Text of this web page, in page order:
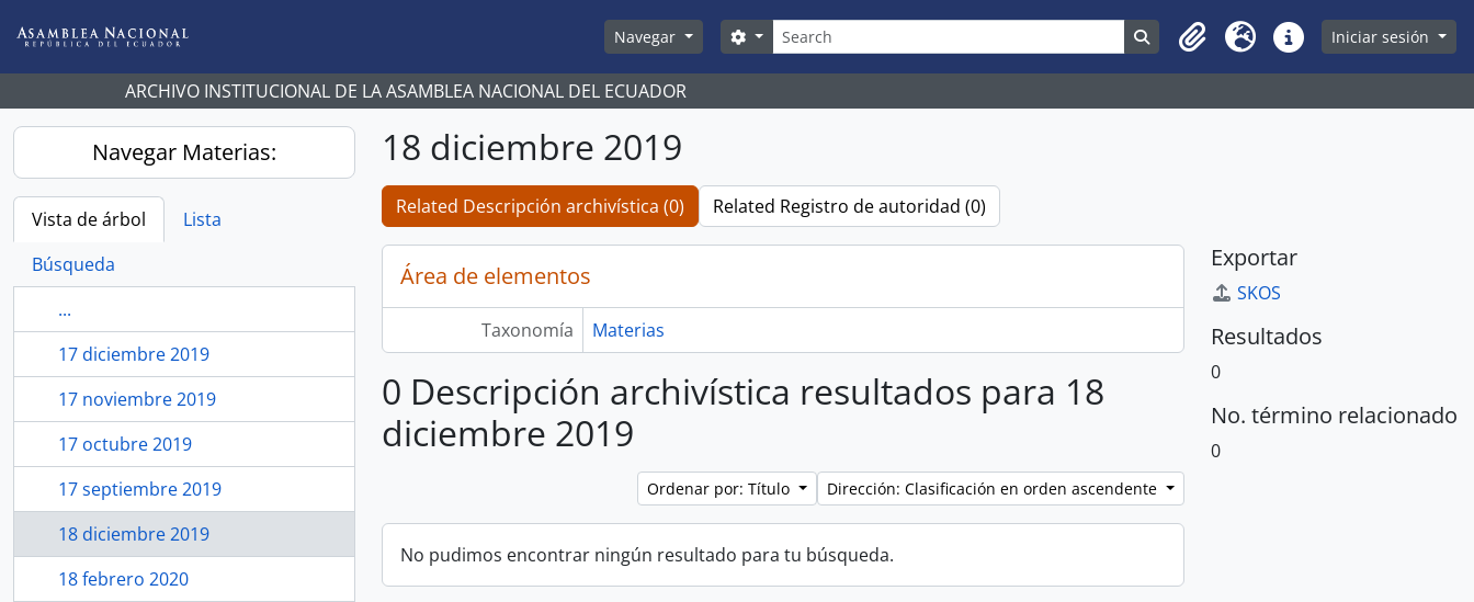
Navegar
Búsqueda
Search options Search in browse page
Clipboard
Idioma Enlaces rápidos
Iniciar sesión
ARCHIVO INSTITUCIONAL DE LA ASAMBLEA NACIONAL DEL ECUADOR
Navegar Materias:
Vista de árbol
Lista
Búsqueda
...
17 diciembre 2019
17 noviembre 2019
17 octubre 2019
17 septiembre 2019
18 diciembre 2019
18 febrero 2020
18 diciembre 2019
Related Descripción archivística (0) Related Registro de autoridad (0)
Área de elementos
Taxonomía Materias
0 Descripción archivística resultados para 18
diciembre 2019
Ordenar por: Título Dirección: Clasificación en orden ascendente
No pudimos encontrar ningún resultado para tu búsqueda.
Exportar
SKOS
Resultados
0
No. término relacionado
0